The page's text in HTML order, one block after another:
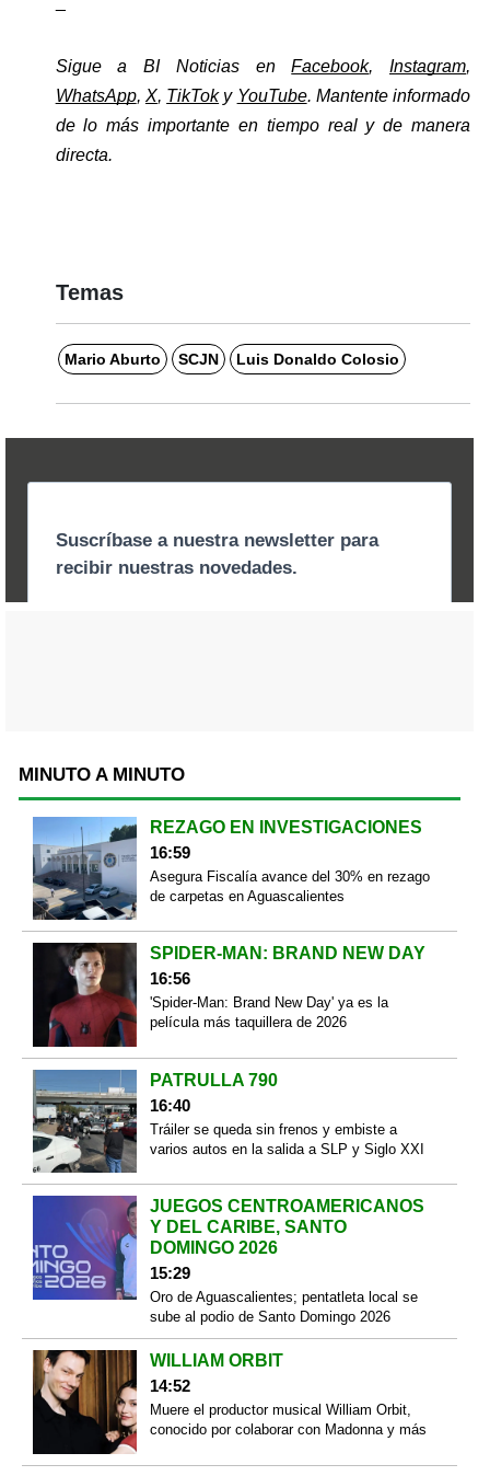
Sigue a BI Noticias en Facebook, Instagram,
WhatsApp, X, TikTok y YouTube. Mantente informado
de lo más importante en tiempo real y de manera
directa.
Temas
Mario Aburto SCJN Luis Donaldo Colosio
MINUTO A MINUTO
REZAGO EN INVESTIGACIONES
16:59
Asegura Fiscalía avance del 30% en rezago
de carpetas en Aguascalientes
SPIDER-MAN: BRAND NEW DAY
16:56
'Spider-Man: Brand New Day' ya es la
película más taquillera de 2026
PATRULLA 790
16:40
Tráiler se queda sin frenos y embiste a
varios autos en la salida a SLP y Siglo XXI
JUEGOS CENTROAMERICANOS
Y DEL CARIBE, SANTO
DOMINGO 2026
15:29
Oro de Aguascalientes; pentatleta local se
sube al podio de Santo Domingo 2026
WILLIAM ORBIT
14:52
Muere el productor musical William Orbit,
conocido por colaborar con Madonna y más